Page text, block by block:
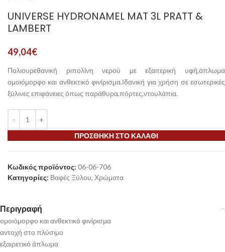
UNIVERSE HYDRONAMEL MAT 3L PRATT &
LAMBERT
49,04€
Πολιουρεθανική ριπολίνη νερού με εξαιτερική υφή,άπλωμα
ομοιόμορφο και ανθεκτικό φινίρισμα.Ιδανική για χρήση σε εσωτερικές
ξύλινες επιφάνειες όπως παράθυρα,πόρτες,ντουλάπια.
ΠΡΟΣΘΉΚΗ ΣΤΟ ΚΑΛΆΘΙ
Κωδικός προϊόντος: 06-06-706
Κατηγορίες: Βαφές Ξύλου, Χρώματα
Περιγραφή
ομοιόμορφο και ανθεκτικό φινίρισμα
αντοχή στο πλύσιμο
εξαιρετικό άπλωμα